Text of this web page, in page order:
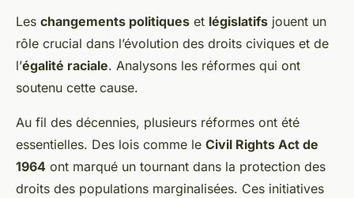
Les changements politiques et législatifs jouent un
rôle crucial dans l’évolution des droits civiques et de
l’égalité raciale. Analysons les réformes qui ont
soutenu cette cause.
Au fil des décennies, plusieurs réformes ont été
essentielles. Des lois comme le Civil Rights Act de
1964 ont marqué un tournant dans la protection des
droits des populations marginalisées. Ces initiatives